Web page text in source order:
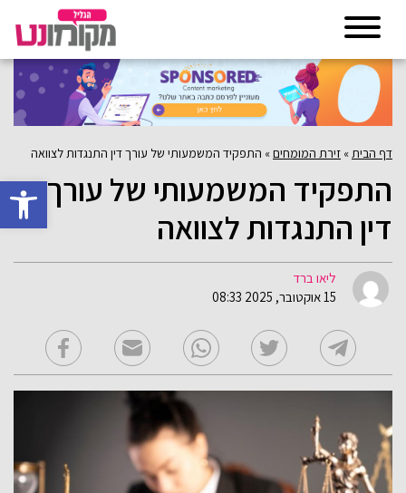
פתח
דף הבית » זירת המומחים» התפקיד המשמעותי של עורך דין התנגדות לצוואה
התפקיד המשמעותי של עורך
דין התנגדות לצוואה
ליאו ברד
15 אוקטובר, 2025 08:33